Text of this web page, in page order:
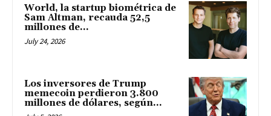
World, la startup biométrica de
Sam Altman, recauda 52,5
millones de...
July 24, 2026
Los inversores de Trump
memecoin perdieron 3.800
millones de dólares, según...